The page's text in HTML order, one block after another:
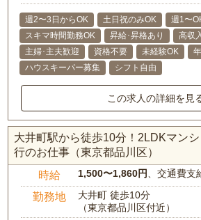
週2〜3日からOK 土日祝のみOK
週1〜
スキマ時間勤務OK
昇給･昇格あり 高収
主婦･主夫歓迎
資格不要 未経験OK
ハウスキーパー募集
シフト自由
この求人の詳細を見
大井町駅から徒歩10分！2LDKマン
行のお仕事（東京都品川区）
時給 1,500〜1,860円、交通費支
勤務地
大井町 徒歩10分
（東京都品川区付近）